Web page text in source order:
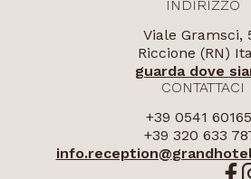
INDIRIZZO
Viale Gramsci,
Riccione (RN)
guarda dove
CONTATTACI
+39 0541
+39 320 633
info.reception@